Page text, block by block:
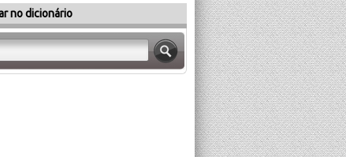
no dicionário